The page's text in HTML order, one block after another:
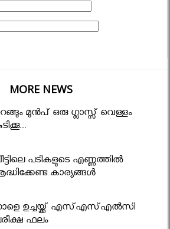
MORE NEWS
മുന്‍പ് ഒരു ഗ്ലാസ്സ് വെള്ളം
പടികളുടെ എണ്ണത്തിൽ
കാര്യങ്ങൾ
ഉച്ചയ്ക്ക് എസ്എസ്എല്‍സി
ഫലം